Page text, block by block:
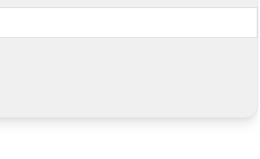
Radar GBLjeans 24 de março de 2026